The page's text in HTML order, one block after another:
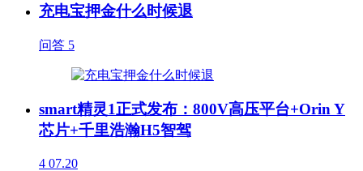
充电宝押金什么时候退
问答 5
smart精灵1正式发布：800V高压平台+Orin Y
芯片+千里浩瀚H5智驾
4 07.20